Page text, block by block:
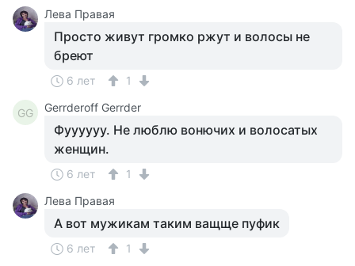
Лева Правая
Просто живут громко ржут и волосы не
бреют
6 лет 1
GG Gerrderoff Gerrder
Фуууууу. Не люблю вонючих и волосатых
женщин.
6 лет
1
Лева Правая
А вот мужикам таким ващще пуфик
6 лет 1